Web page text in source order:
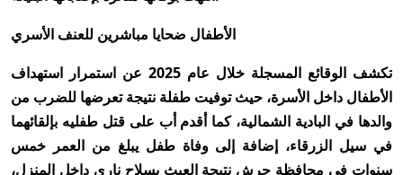
الأطفال ضحايا مباشرين للعنف الأسري
تكشف الوقائع المسجلة خلال عام 2025 عن استمرار استهداف
الأطفال داخل الأسرة، حيث توفيت طفلة نتيجة تعرضها للضرب من
والدها في البادية الشمالية، كما أقدم أب على قتل طفليه بإلقائهما
في سيل الزرقاء، إضافة إلى وفاة طفل يبلغ من العمر خمس
سنوات في محافظة جرش نتيجة العبث بسلاح ناري داخل المنزل،